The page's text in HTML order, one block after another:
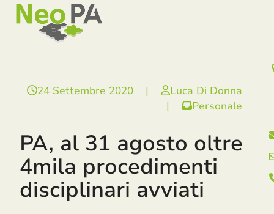
SkipOpen
mobile
menu
Close
mobile
menu
24 Settembre 2020 |
Luca Di Donna
|
Personale
PA, al 31 agosto oltre
4mila procedimenti
disciplinari avviati